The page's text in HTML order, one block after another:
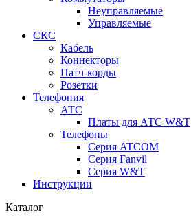
Неуправляемые
Управляемые
СКС
Кабель
Коннекторы
Патч-корды
Розетки
Телефония
АТС
Платы для АТС W&T
Телефоны
Серия ATCOM
Серия Fanvil
Серия W&T
Инструкции
Каталог